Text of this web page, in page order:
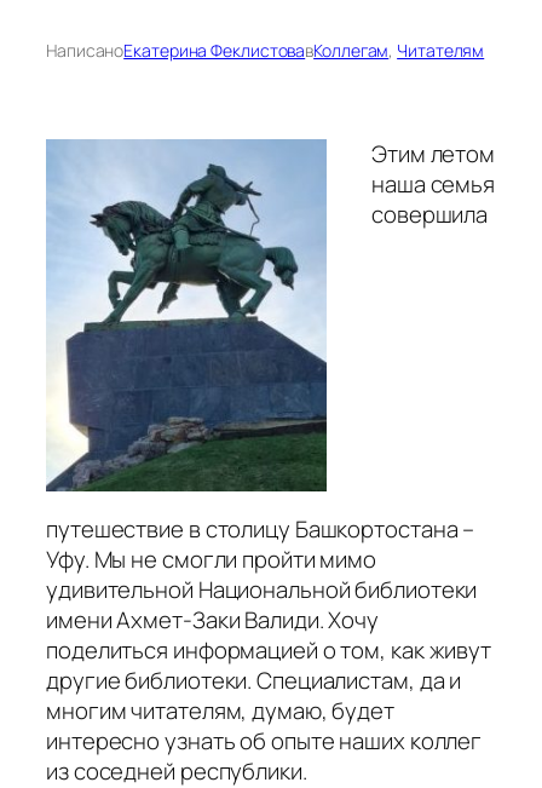
НаписаноЕкатерина ФеклистовавКоллегам, Читателям
Этим летом
наша семья
совершила
путешествие в столицу Башкортостана –
Уфу. Мы не смогли пройти мимо
удивительной Национальной библиотеки
имени Ахмет-Заки Валиди. Хочу
поделиться информацией о том, как живут
другие библиотеки. Специалистам, да и
многим читателям, думаю, будет
интересно узнать об опыте наших коллег
из соседней республики.